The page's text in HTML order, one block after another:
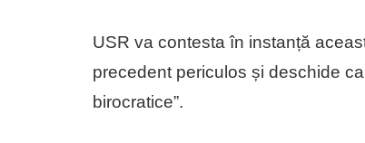
USR va contesta în instanță
precedent periculos și deschide
birocratice”.